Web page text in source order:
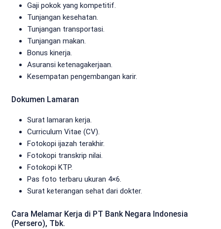
Gaji pokok yang kompetitif.
Tunjangan kesehatan.
Tunjangan transportasi.
Tunjangan makan.
Bonus kinerja.
Asuransi ketenagakerjaan.
Kesempatan pengembangan karir.
Dokumen Lamaran
Surat lamaran kerja.
Curriculum Vitae (CV).
Fotokopi ijazah terakhir.
Fotokopi transkrip nilai.
Fotokopi KTP.
Pas foto terbaru ukuran 4×6.
Surat keterangan sehat dari dokter.
Cara Melamar Kerja di PT Bank Negara Indonesia
(Persero), Tbk.